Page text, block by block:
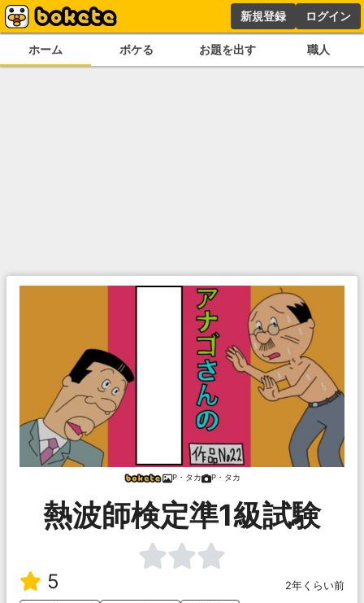
新規登録 ログイン
ホーム ボケる お題を出す 職人
P・タカ P・タカ
熱波師検定準1級試験
5
2年くらい前